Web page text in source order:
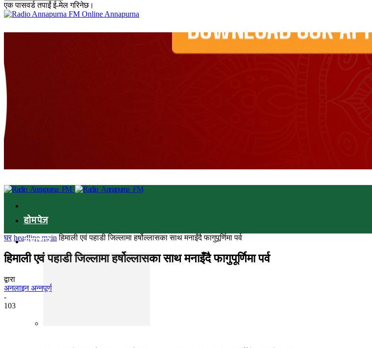
एक पासवर्ड तपाईं ई-मेल गरिनेछ।
Online Annapurna
होमपेज
समाचार
घर headline main हिमाली एवं पहाडी जिल्लामा हर्षोल्लासका साथ मनाइँदै फागुपूर्णिमा पर्व
हिमाली एवं पहाडी जिल्लामा हर्षोल्लासका साथ मनाइँदै फागुपूर्णिमा पर्व
द्वारा
अनलाइन अन्नपूर्ण
-
103